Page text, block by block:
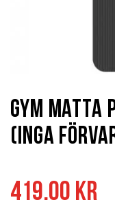
419,00 kr
Gym matta
(inga
början
av
bildgalleriet